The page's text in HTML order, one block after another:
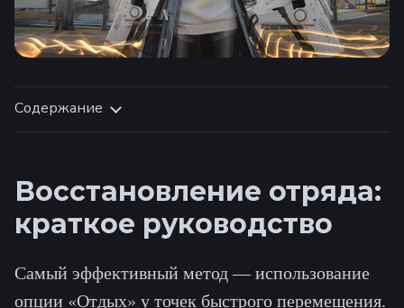
Содержание
Восстановление отряда:
краткое руководство
Самый эффективный метод — использование
опции «Отдых» у точек быстрого перемещения.